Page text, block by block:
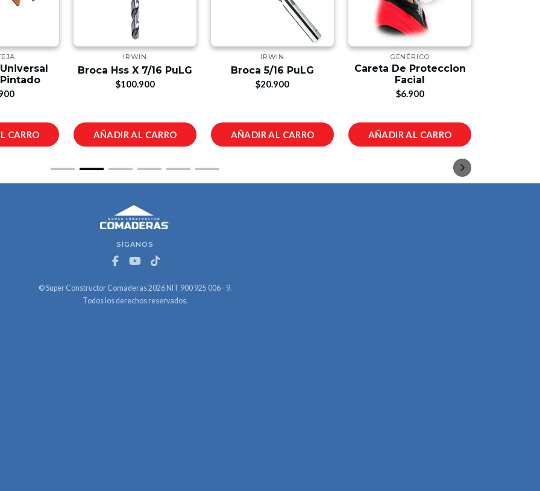
CARRO
IRWIN
Broca Hss X 7/16 PuLG
$100.900
AÑADIR AL CARRO
IRWIN
Broca 5/16 PuLG
$20.900
AÑADIR AL CARRO
GENÉRICO
Careta De Proteccion
Facial
$6.900
AÑADIR AL CARRO
SÍGANOS
© Super Constructor Comaderas 2026 NIT 900 925 006 - 9.
Todos los derechos reservados.